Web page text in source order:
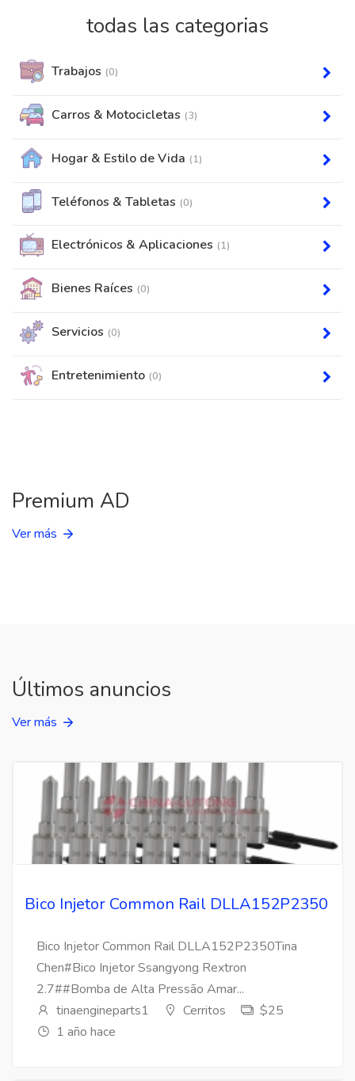
todas las categorias
Trabajos (0)
Carros & Motocicletas (3)
Hogar & Estilo de Vida (1)
Teléfonos & Tabletas (0)
Electrónicos & Aplicaciones (1)
Bienes Raíces (0)
Servicios (0)
Entretenimiento (0)
Premium AD
Ver más
Últimos anuncios
Ver más
Bico Injetor Common Rail DLLA152P2350
Bico Injetor Common Rail DLLA152P2350Tina
Chen#Bico Injetor Ssangyong Rextron
2.7##Bomba de Alta Pressão Amar...
tinaengineparts1
Cerritos
$25
1 año hace